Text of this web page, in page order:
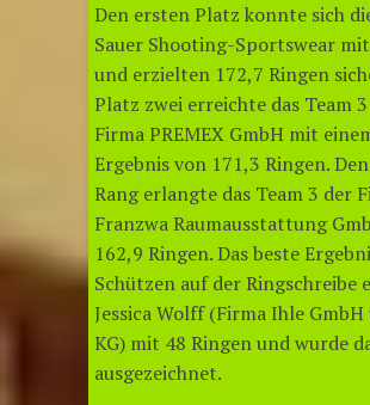
Den ersten Platz konnte sich
Sauer Shooting-Sportswear
und erzielten 172,7 Ringen
Platz zwei erreichte das Team
Firma PREMEX GmbH mit
Ergebnis von 171,3 Ringen.
Rang erlangte das Team 3 der
Franzwa Raumausstattung
162,9 Ringen. Das beste
Schützen auf der Ringschreibe
Jessica Wolff (Firma Ihle GmbH
KG) mit 48 Ringen und wurde
ausgezeichnet.